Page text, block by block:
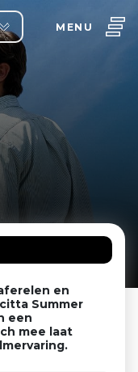
MENU
en
Summer
een
mee laat